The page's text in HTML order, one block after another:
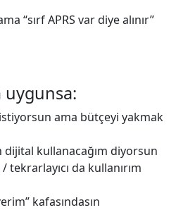
“sırf APRS var diye alınır”
uygunsa:
ama bütçeyi yakmak
dijital kullanacağım diyorsun
da kullanırım
kafasındasın